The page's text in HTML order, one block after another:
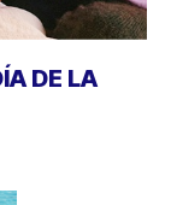
DE LA